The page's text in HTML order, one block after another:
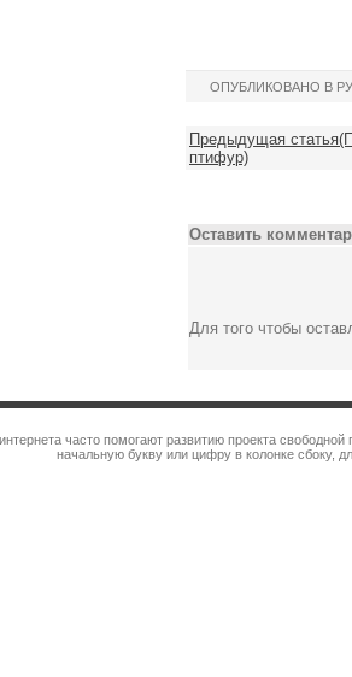
ОПУБЛИКОВАНО В
Предыдущая
птифур)
Оставить
Для того чтобы
часто помогают развитию проекта
начальную букву или цифру в колонке сбоку,